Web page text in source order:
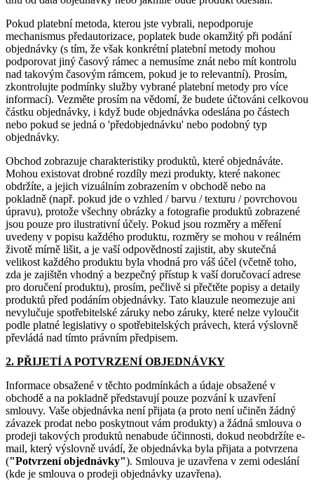
Pokud platební metoda, kterou jste vybrali, nepodporuje
mechanismus předautorizace, poplatek bude okamžitý při podání
objednávky (s tím, že však konkrétní platební metody mohou
podporovat jiný časový rámec a nemusíme znát nebo mít kontrolu
nad takovým časovým rámcem, pokud je to relevantní). Prosím,
zkontrolujte podmínky služby vybrané platební metody pro více
informací). Vezměte prosím na vědomí, že budete účtováni celkovou
částku objednávky, i když bude objednávka odeslána po částech
nebo pokud se jedná o 'předobjednávku' nebo podobný typ
objednávky.
Obchod zobrazuje charakteristiky produktů, které objednáváte.
Mohou existovat drobné rozdíly mezi produkty, které nakonec
obdržíte, a jejich vizuálním zobrazením v obchodě nebo na
pokladně (např. pokud jde o vzhled / barvu / texturu / povrchovou
úpravu), protože všechny obrázky a fotografie produktů zobrazené
jsou pouze pro ilustrativní účely. Pokud jsou rozměry a měření
uvedeny v popisu každého produktu, rozměry se mohou v reálném
životě mírně lišit, a je vaší odpovědností zajistit, aby skutečná
velikost každého produktu byla vhodná pro váš účel (včetně toho,
zda je zajištěn vhodný a bezpečný přístup k vaší doručovací adrese
pro doručení produktu), prosím, pečlivě si přečtěte popisy a detaily
produktů před podáním objednávky. Tato klauzule neomezuje ani
nevylučuje spotřebitelské záruky nebo záruky, které nelze vyloučit
podle platné legislativy o spotřebitelských právech, která výslovně
převládá nad tímto právním předpisem.
2. PŘIJETÍ A POTVRZENÍ OBJEDNÁVKY
Informace obsažené v těchto podmínkách a údaje obsažené v
obchodě a na pokladně představují pouze pozvání k uzavření
smlouvy. Vaše objednávka není přijata (a proto není učiněn žádný
závazek prodat nebo poskytnout vám produkty) a žádná smlouva o
prodeji takových produktů nenabude účinnosti, dokud neobdržíte e-
mail, který výslovně uvádí, že objednávka byla přijata a potvrzena
("Potvrzení objednávky"). Smlouva je uzavřena v zemi odeslání
(kde je smlouva o prodeji objednávky uzavřena).